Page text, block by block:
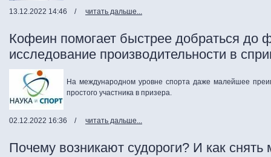
13.12.2022 14:46 / читать дальше...
Кофеин помогает быстрее добраться до
исследование производительности в
На международном уровне спорта даже малейшее
простого участника в призера.
02.12.2022 16:36 / читать дальше...
Почему возникают судороги? И как